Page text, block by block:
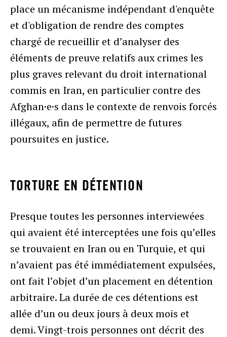
place un mécanisme indépendant d'enquête
et d'obligation de rendre des comptes
chargé de recueillir et d’analyser des
éléments de preuve relatifs aux crimes les
plus graves relevant du droit international
commis en Iran, en particulier contre des
Afghan·e·s dans le contexte de renvois forcés
illégaux, afin de permettre de futures
poursuites en justice.
TORTURE EN DÉTENTION
Presque toutes les personnes interviewées
qui avaient été interceptées une fois qu’elles
se trouvaient en Iran ou en Turquie, et qui
n’avaient pas été immédiatement expulsées,
ont fait l’objet d’un placement en détention
arbitraire. La durée de ces détentions est
allée d’un ou deux jours à deux mois et
demi. Vingt-trois personnes ont décrit des